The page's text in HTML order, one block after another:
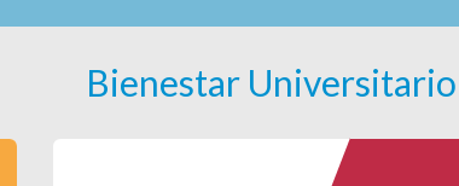
Bienestar Universitario